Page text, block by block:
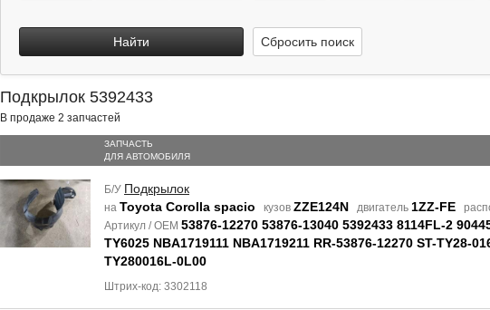
Найти Сбросить поиск
Подкрылок 5392433
В продаже 2 запчастей
ЗАПЧАСТЬ
ДЛЯ АВТОМОБИЛЯ
Б/У Подкрылок
на Toyota Corolla spacio кузов ZZE124N двигатель 1ZZ-FE
Артикул / OEM 53876-12270 53876-13040 5392433 8114FL-2
TY6025 NBA1719111 NBA1719211 RR-53876-12270 ST-TY28-
TY280016L-0L00
Штрих-код: 3302118